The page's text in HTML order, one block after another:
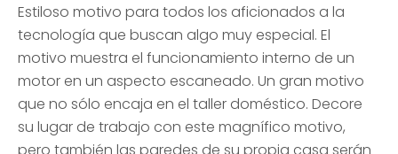
Estiloso motivo para todos los aficionados a la
tecnología que buscan algo muy especial. El
motivo muestra el funcionamiento interno de un
motor en un aspecto escaneado. Un gran motivo
que no sólo encaja en el taller doméstico. Decore
su lugar de trabajo con este magnífico motivo,